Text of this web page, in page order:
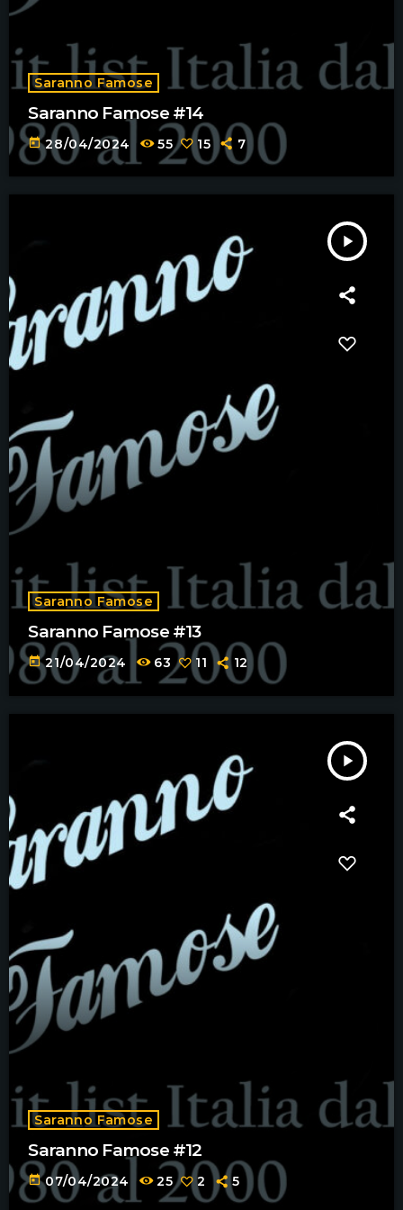
Saranno Famose
Saranno Famose #14
today 28/04/2024 55 15 7
play_arrow
Saranno Famose
Saranno Famose #13
today 21/04/2024 63 11 12
play_arrow
Saranno Famose
Saranno Famose #12
today 07/04/2024 25 2 5